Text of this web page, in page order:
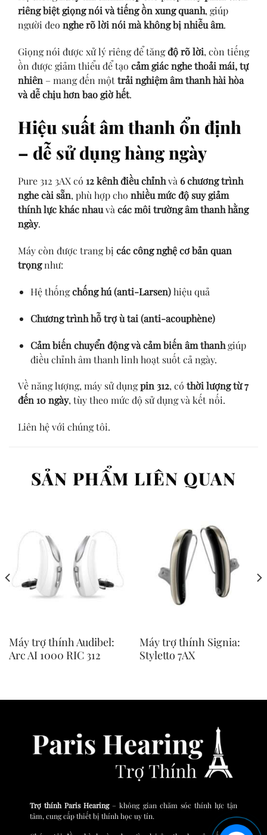
riêng biệt giọng nói và tiếng ồn xung quanh, giúp
người đeo nghe rõ lời nói mà không bị nhiễu âm.
Giọng nói được xử lý riêng để tăngđộ rõ lời, còn tiếng
ồn được giảm thiểu để tạo cảm giác nghe thoải mái, tự
nhiên – mang đến mộttrải nghiệm âm thanh hài hòa
và dễ chịu hơn bao giờ hết.
Hiệu suất âm thanh ổn định
– dễ sử dụng hàng ngày
Pure 312 3AX có 12 kênh điều chỉnhvà 6 chương trình
nghe cài sẵn, phù hợp cho nhiều mức độ suy giảm
thính lực khác nhauvàcác môi trường âm thanh hằng
ngày.
Máycòn được trang bị các công nghệ cơ bản quan
trọngnhư:
Hệ thốngchống hú (anti-Larsen)hiệu quả
Chương trình hỗ trợ ù tai (anti-acouphène)
Cảm biến chuyển động và cảm biến âm thanhgiúp
điều chỉnh âm thanh linh hoạt suốt cả ngày.
Về năng lượng, máy sử dụngpin 312, có thời lượng từ 7
đến 10 ngày, tùy theo mức độ sử dụng và kết nối.
Liên hệ với chúng tôi.
SẢN PHẨM LIÊN QUAN
Máy trợ thính Audibel:
Arc AI 1000 RIC 312
Máy trợ thính Signia:
Styletto 7AX
Trợ thính Paris Hearing– không gian chăm sóc thính lực tận
tâm, cung cấp thiết bị thính học uy tín.